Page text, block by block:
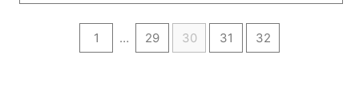
1 … 29 30 31 32